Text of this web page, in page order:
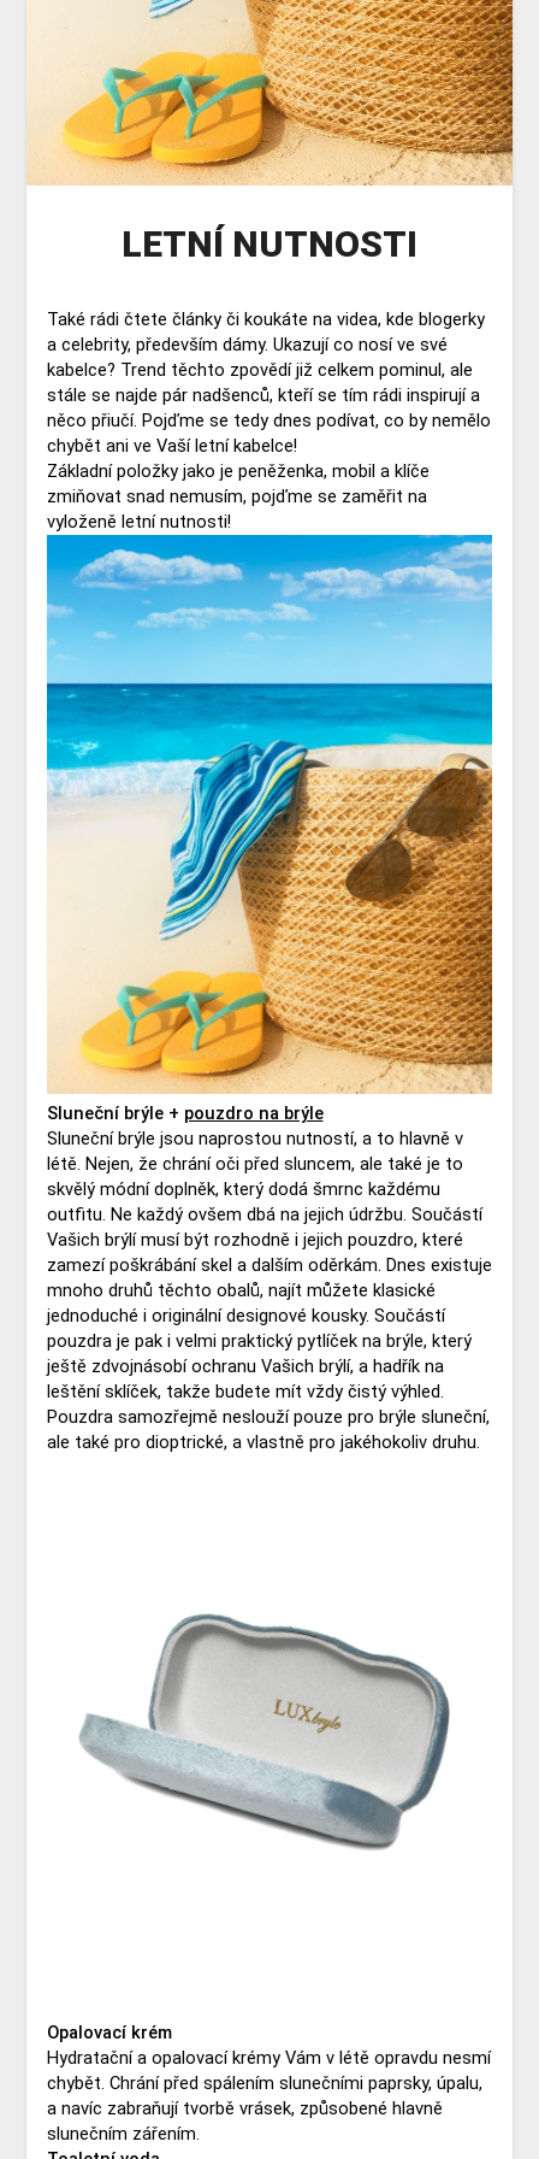
LETNÍ NUTNOSTI
Také rádi čtete články či koukáte na videa, kde blogerky
a celebrity, především dámy. Ukazují co nosí ve své
kabelce? Trend těchto zpovědí již celkem pominul, ale
stále se najde pár nadšenců, kteří se tím rádi inspirují a
něco přiučí. Pojďme se tedy dnes podívat, co by nemělo
chybět ani ve Vaší letní kabelce!
Základní položky jako je peněženka, mobil a klíče
zmiňovat snad nemusím, pojďme se zaměřit na
vyloženě letní nutnosti!
Sluneční brýle + pouzdro na brýle
Sluneční brýle jsou naprostou nutností, a to hlavně v
létě. Nejen, že chrání oči před sluncem, ale také je to
skvělý módní doplněk, který dodá šmrnc každému
outfitu. Ne každý ovšem dbá na jejich údržbu. Součástí
Vašich brýlí musí být rozhodně i jejich pouzdro, které
zamezí poškrábání skel a dalším oděrkám. Dnes existuje
mnoho druhů těchto obalů, najít můžete klasické
jednoduché i originální designové kousky. Součástí
pouzdra je pak i velmi praktický pytlíček na brýle, který
ještě zdvojnásobí ochranu Vašich brýlí, a hadřík na
leštění sklíček, takže budete mít vždy čistý výhled.
Pouzdra samozřejmě neslouží pouze pro brýle sluneční,
ale také pro dioptrické, a vlastně pro jakéhokoliv druhu.
Opalovací krém
Hydratační a opalovací krémy Vám v létě opravdu nesmí
chybět. Chrání před spálením slunečními paprsky, úpalu,
a navíc zabraňují tvorbě vrásek, způsobené hlavně
slunečním zářením.